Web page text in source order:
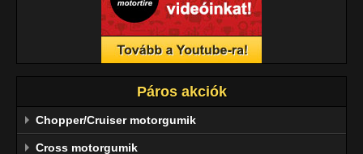
Páros akciók
Chopper/Cruiser motorgumik
Cross motorgumik